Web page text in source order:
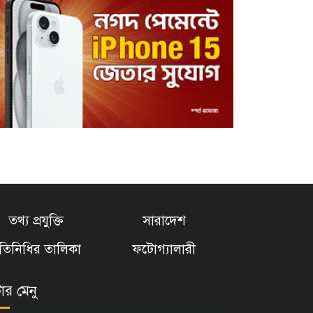
অগ্নিকাণ্ডের ৫ দিন পর
সচিবালয়ে সাংবাদিকদের
প্রবেশ
‘বিটিভি নিউজ’র যাত্রা শুরু
সঙ্গে তর্কে জড়ালেন নেইমার
পাকিস্তান, ওয়ারিকানের স্পিন–
রান নেই–উইকেট নেই, তবু
তথ্য প্রযুক্তি
সারাদেশ
তালিকা ফটোগ্যালারী
মেনু